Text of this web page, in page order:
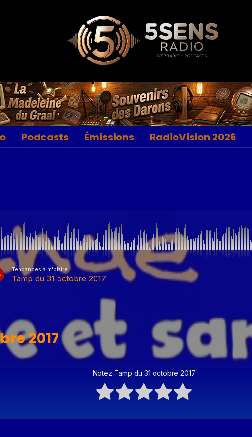
Podcasts Émissions RadioVision 2026
Tendances à m'plaire
Tamp du 31 octobre 2017
Tamp du 07 juillet 2020
2017
Notez Tamp du 31 octobre 2017